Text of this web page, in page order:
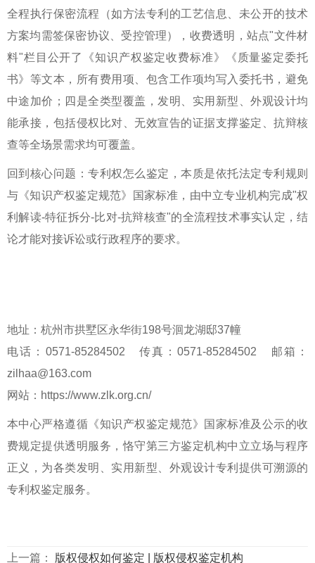
全程执行保密流程（如方法专利的工艺信息、未公开的技术
方案均需签保密协议、受控管理），收费透明，站点"文件材
料"栏目公开了《知识产权鉴定收费标准》《质量鉴定委托
书》等文本，所有费用项、包含工作项均写入委托书，避免
中途加价；四是全类型覆盖，发明、实用新型、外观设计均
能承接，包括侵权比对、无效宣告的证据支撑鉴定、抗辩核
查等全场景需求均可覆盖。
回到核心问题：专利权怎么鉴定 ，本质是依托法定专利规则
与《知识产权鉴定规范》国家标准，由中立专业机构完成"权
利解读-特征拆分-比对-抗辩核查"的全流程技术事实认定，结
论才能对接诉讼或行政程序的要求。
地址：杭州市拱墅区永华街198号洄龙湖邸37幢
电话：0571-85284502 传真：0571-85284502 邮箱：
zilhaa@163.com
网站：https://www.zlk.org.cn/
本中心严格遵循《知识产权鉴定规范》国家标准及公示的收
费规定提供透明服务，恪守第三方鉴定机构中立立场与程序
正义，为各类发明、实用新型、外观设计专利提供可溯源的
专利权鉴定服务。
上一篇： 版权侵权如何鉴定 | 版权侵权鉴定机构